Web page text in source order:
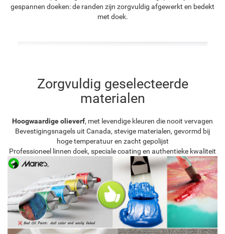
gespannen doeken: de randen zijn zorgvuldig afgewerkt en bedekt
met doek.
Zorgvuldig geselecteerde
materialen
Hoogwaardige olieverf, met levendige kleuren die nooit vervagen
Bevestigingsnagels uit Canada, stevige materialen, gevormd bij
hoge temperatuur en zacht gepolijst
Professioneel linnen doek, speciale coating en authentieke kwaliteit